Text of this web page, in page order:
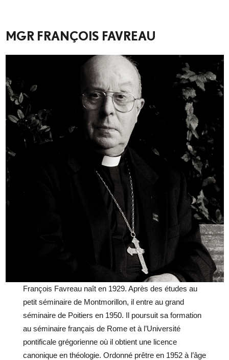
MGR FRANÇOIS FAVREAU
François Favreau naît en 1929. Après des études au
petit séminaire de Montmorillon, il entre au grand
séminaire de Poitiers en 1950. Il poursuit sa formation
au séminaire français de Rome et à l’Université
pontificale grégorienne où il obtient une licence
canonique en théologie. Ordonné prêtre en 1952 à l’âge